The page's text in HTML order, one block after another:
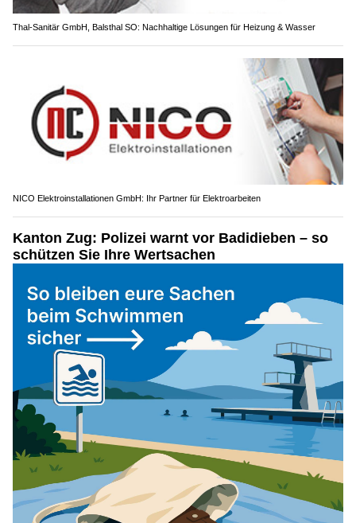
Thal-Sanitär GmbH, Balsthal SO: Nachhaltige Lösungen für Heizung & Wasser
NICO Elektroinstallationen GmbH: Ihr Partner für Elektroarbeiten
Kanton Zug: Polizei warnt vor Badidieben – so
schützen Sie Ihre Wertsachen